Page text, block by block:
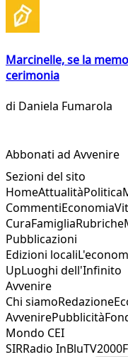
Marcinelle, se la
cerimonia
di Daniela Fumarola
Abbonati ad Avvenire
Sezioni del sito
HomeAttualitàPolitica
CommentiEconomia
CuraFamigliaRubriche
Pubblicazioni
Edizioni locali
UpLuoghi dell'Infinito
Avvenire
Chi siamoRedazione
AvvenirePubblicità
Mondo CEI
SIRRadio InBluTV2000